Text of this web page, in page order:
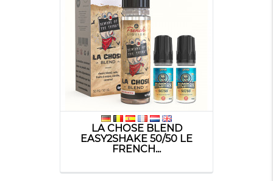
LA CHOSE BLEND
EASY2SHAKE 50/50 LE
FRENCH...